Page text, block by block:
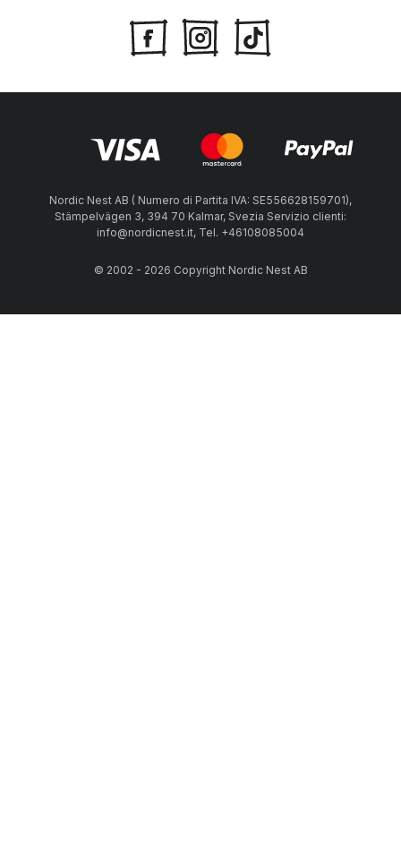
Nordic Nest AB ( Numero di Partita IVA: SE556628159701),
Stämpelvägen 3, 394 70 Kalmar, Svezia Servizio clienti:
info@nordicnest.it, Tel. +46108085004
© 2002 - 2026 Copyright Nordic Nest AB